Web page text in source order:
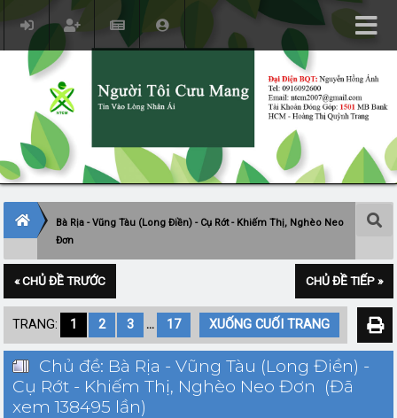
Bà Rịa - Vũng Tàu (Long Điền) - Cụ Rớt - Khiếm Thị, Nghèo Neo
Đơn
« CHỦ ĐỀ TRƯỚC CHỦ ĐỀ TIẾP »
TRANG: 1 2 3 ... 17 XUỐNG CUỐI TRANG
Chủ đề: Bà Rịa - Vũng Tàu (Long Điền) -
Cụ Rớt - Khiếm Thị, Nghèo Neo Đơn (Đã
xem 138495 lần)